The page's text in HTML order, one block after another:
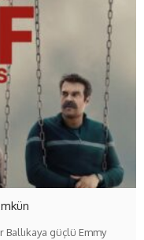
Ballıkaya güçlü Emmy